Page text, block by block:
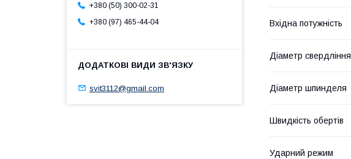
Вхідна потужність
Діаметр свердління
Діаметр шпинделя
Швидкість обертів
Ударний режим
+380 (50) 300-02-31
+380 (97) 465-44-04
svit3112@gmail.com